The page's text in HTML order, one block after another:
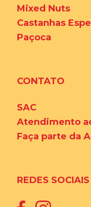
Mixed Nuts
Castanhas
Paçoca
CONTATO
SAC
Atendimento
Faça parte da
REDES SOCIAIS